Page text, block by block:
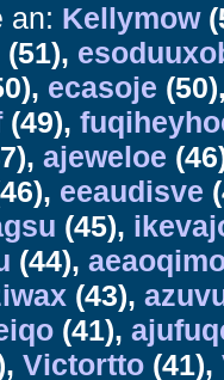
an: Kellymow
(51),
ecasoje
(49),
ajeweloe
eeaudisve
(45),
(44),
(43),
(41),
Victortto (41),